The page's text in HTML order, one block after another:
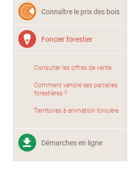
Connaître le prix des bois
Foncier forestier
Consulter les offres de vente
Comment vendre ses parcelles
forestières ?
Territoires à animation foncière
Démarches en ligne